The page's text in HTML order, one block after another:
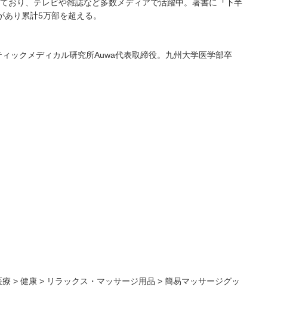
おり、テレビや雑誌など多数メディアで活躍中。著書に『下半
り累計5万部を超える。
ックメディカル研究所Auwa代表取締役。九州大学医学部卒
療 > 健康 > リラックス・マッサージ用品 > 簡易マッサージグッ